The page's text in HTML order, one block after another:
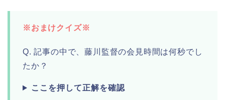
※おまけクイズ※
Q. 記事の中で、藤川監督の会見時間は何秒でし
たか？
ここを押して正解を確認